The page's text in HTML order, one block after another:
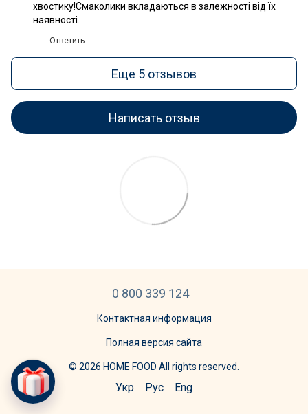
хвостику!Смаколики вкладаються в залежності від їх
наявності.
Ответить
Еще 5 отзывов
Написать отзыв
0 800 339 124
Контактная информация
Полная версия сайта
© 2026 HOME FOOD All rights reserved.
Укр Рус Eng